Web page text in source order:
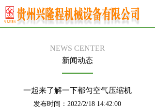
NEWS CENTER
新闻动态
一起来了解一下都匀空气压缩机
发布时间：2022/2/18 14:42:00